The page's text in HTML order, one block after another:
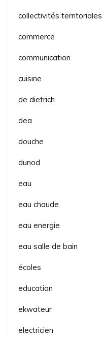
collectivités territoriales
commerce
communication
cuisine
de dietrich
dea
douche
dunod
eau
eau chaude
eau energie
eau salle de bain
écoles
education
ekwateur
electricien